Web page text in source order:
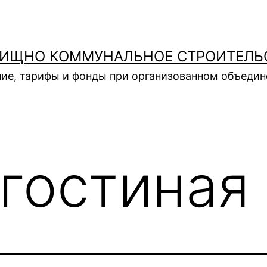
КОММУНАЛЬНОЕ
тарифы и фонды при организованном
гостиная